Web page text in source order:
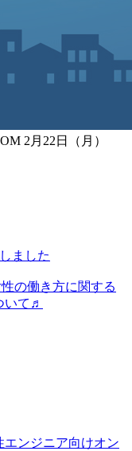
2月22日（月）
ました
の働き方に関する
いて♬
エンジニア向けオン